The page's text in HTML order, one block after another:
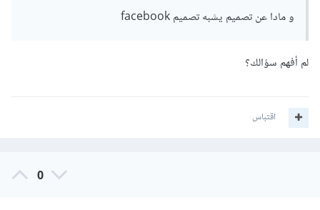
و مادا عن تصميم يشبه تصميم facebook
لم أفهم سؤالك؟
اقتباس
0